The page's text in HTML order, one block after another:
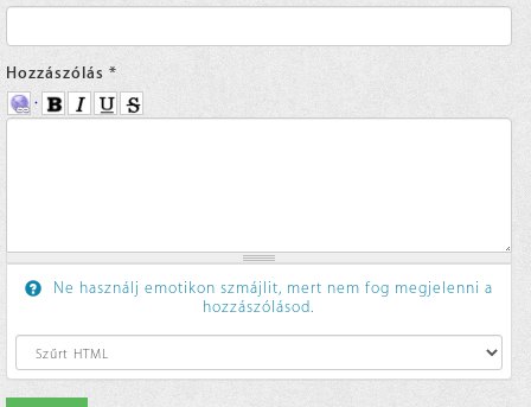
Hozzászólás *
Ne használj emotikon szmájlit, mert nem fog megjelenni a
hozzászólásod.